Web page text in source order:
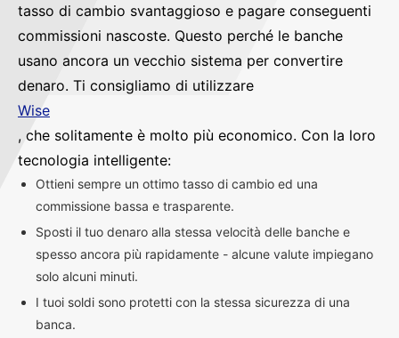
tasso di cambio svantaggioso e pagare conseguenti
commissioni nascoste. Questo perché le banche
usano ancora un vecchio sistema per convertire
denaro. Ti consigliamo di utilizzare
Wise
, che solitamente è molto più economico. Con la loro
tecnologia intelligente:
Ottieni sempre un ottimo tasso di cambio ed una
commissione bassa e trasparente.
Sposti il tuo denaro alla stessa velocità delle banche e
spesso ancora più rapidamente - alcune valute impiegano
solo alcuni minuti.
I tuoi soldi sono protetti con la stessa sicurezza di una
banca.